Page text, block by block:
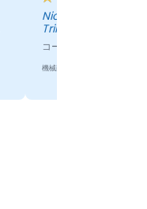
Nicolas Guerette-
Trilliant
コース - C++ for
機械翻訳